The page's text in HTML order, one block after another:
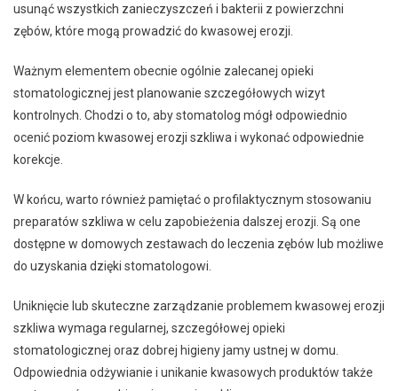
usunąć wszystkich zanieczyszczeń i bakterii z powierzchni
zębów, które mogą prowadzić do kwasowej erozji.
Ważnym elementem obecnie ogólnie zalecanej opieki
stomatologicznej jest planowanie szczegółowych wizyt
kontrolnych. Chodzi o to, aby stomatolog mógł odpowiednio
ocenić poziom kwasowej erozji szkliwa i wykonać odpowiednie
korekcje.
W końcu, warto również pamiętać o profilaktycznym stosowaniu
preparatów szkliwa w celu zapobieżenia dalszej erozji. Są one
dostępne w domowych zestawach do leczenia zębów lub możliwe
do uzyskania dzięki stomatologowi.
Uniknięcie lub skuteczne zarządzanie problemem kwasowej erozji
szkliwa wymaga regularnej, szczegółowej opieki
stomatologicznej oraz dobrej higieny jamy ustnej w domu.
Odpowiednia odżywianie i unikanie kwasowych produktów także